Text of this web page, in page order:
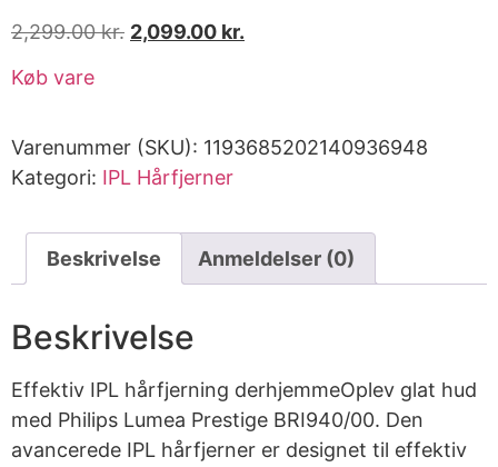
2,299.00kr. 2,099.00 kr.
Køb vare
Varenummer (SKU): 1193685202140936948
Kategori: IPL Hårfjerner
Beskrivelse Anmeldelser (0)
Beskrivelse
Effektiv IPL hårfjerning derhjemmeOplev glat hud
med Philips Lumea Prestige BRI940/00. Den
avancerede IPL hårfjerner er designet til effektiv